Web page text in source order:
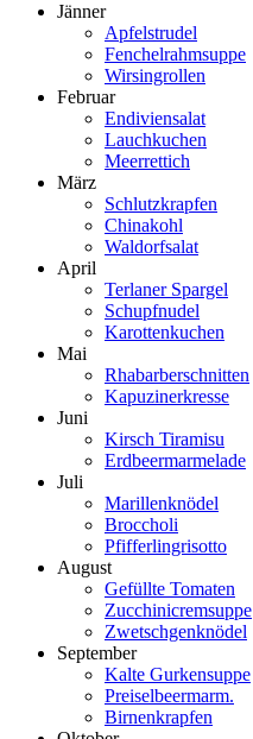
Jänner
Apfelstrudel
Fenchelrahmsuppe
Wirsingrollen
Februar
Endiviensalat
Lauchkuchen
Meerrettich
März
Schlutzkrapfen
Chinakohl
Waldorfsalat
April
Terlaner Spargel
Schupfnudel
Karottenkuchen
Mai
Rhabarberschnitten
Kapuzinerkresse
Juni
Kirsch Tiramisu
Erdbeermarmelade
Juli
Marillenknödel
Broccholi
Pfifferlingrisotto
August
Gefüllte Tomaten
Zucchinicremsuppe
Zwetschgenknödel
September
Kalte Gurkensuppe
Preiselbeermarm.
Birnenkrapfen